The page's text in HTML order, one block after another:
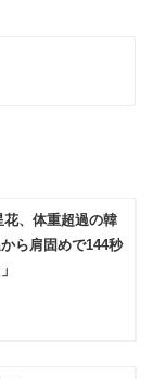
花、体重超過の韓
ら肩固めで144秒